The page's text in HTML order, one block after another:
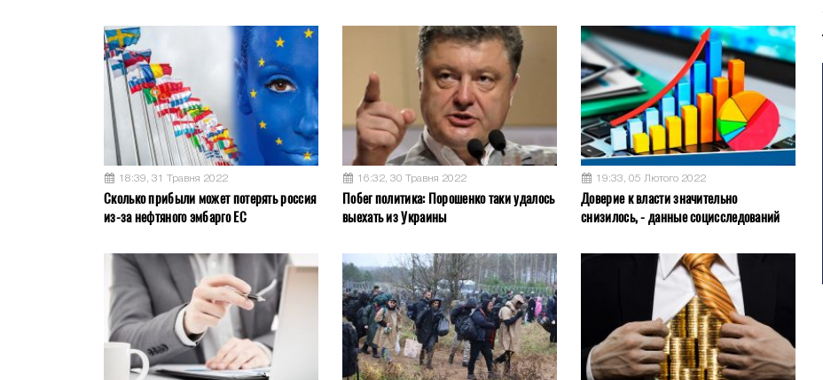
18:39, 31 Травня 2022
Сколько прибыли может потерять россия
из-за нефтяного эмбарго ЕС
16:32, 30 Травня 2022
Побег политика: Порошенко таки удалось
выехать из Украины
19:33, 05 Лютого 2022
Доверие к власти значительно
снизилось, - данные социсследований